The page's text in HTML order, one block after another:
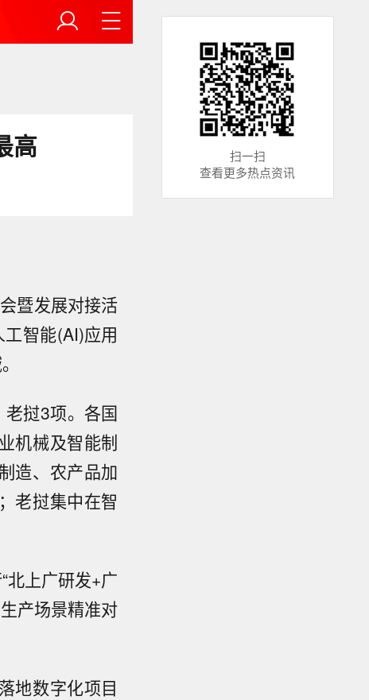
高
暨发展对接活
智能(AI)应用
挝3项。各国
机械及智能制
造、农产品加
老挝集中在智
北上广研发+广
产场景精准对
地数字化项目
扫一扫
查看更多热点资讯